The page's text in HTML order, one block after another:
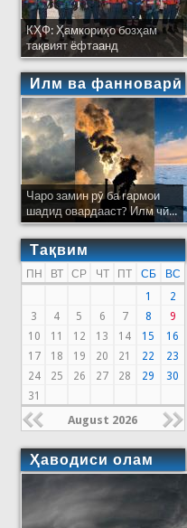
КҲФ: Ҳамкориҳо бозҳам
тақвият ёфтаанд
Илм ва фанноварӣ
Чаро замин рӯ ба гармои
шадид овардааст? Илм чӣ...
Тақвим
ПН ВТ СР ЧТ ПТ СБ
ВС
1
2
3
4 5 6 7 8
9
10
11 12 13 14 15
16
17
18 19 20 21 22
23
24
25 26 27 28 29
30
31
August 2026
Ҳаводиси олам